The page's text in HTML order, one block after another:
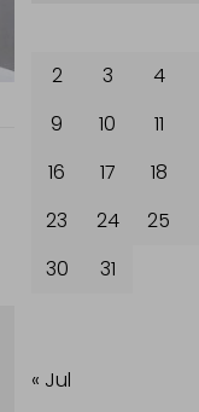
2
3 4
9
10 11
16
17 18
23
24 25
30
31
« Jul